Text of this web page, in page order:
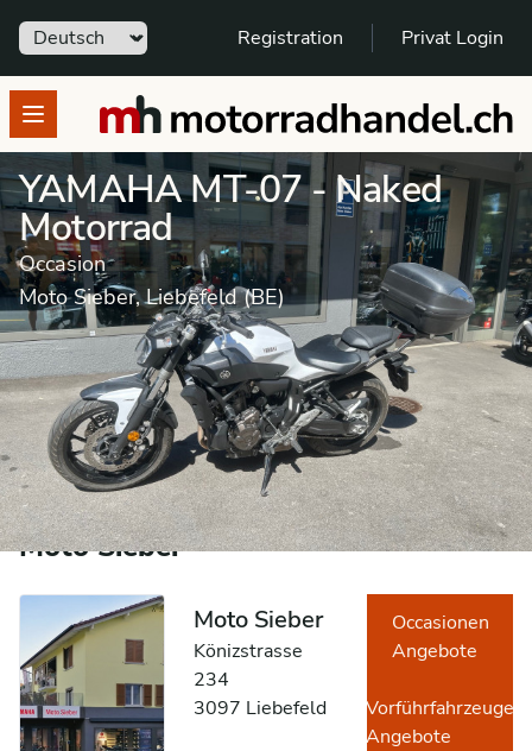
Sprache Registration Privat Login
Open menumotorradhandel.ch
YAMAHA MT-07 - Naked
Motorrad
Occasion
Moto Sieber, Liebefeld (BE)
Motorrad Occasion
Naked Motorrad
YAMAHA
MT 07
Dieses Fahrzeug wurde verkauft.
Weitere Angebote von Händler
Moto Sieber
Moto Sieber
Könizstrasse
234
3097 Liebefeld
Occasionen
Angebote
Vorführfahrzeuge
Angebote